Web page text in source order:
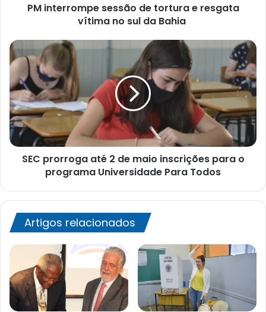
PM interrompe sessão de tortura e resgata
vítima no sul da Bahia
SEC
prorroga
até
2
de
maio
inscrições
para
o
programa
Universidade
SEC prorroga até 2 de maio inscrições para o
programa Universidade Para Todos
Artigos relacionados